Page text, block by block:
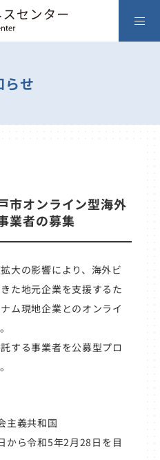
らせ
市オンライン型海外
業者の募集
大の影響により、海外ビ
た地元企業を支援するた
ム現地企業とのオンライ
する事業者を公募型プロ
主義共和国
から令和5年2月28日を目